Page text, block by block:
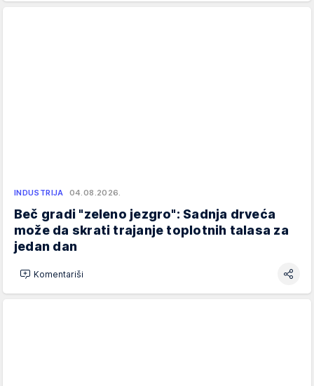
INDUSTRIJA 04.08.2026.
Beč gradi "zeleno jezgro": Sadnja drveća
može da skrati trajanje toplotnih talasa za
jedan dan
Komentariši